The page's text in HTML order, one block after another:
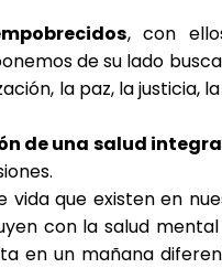
, con
de su lado
la paz, la justicia,
de una salud
vida que existen en
con la salud
en un mañana